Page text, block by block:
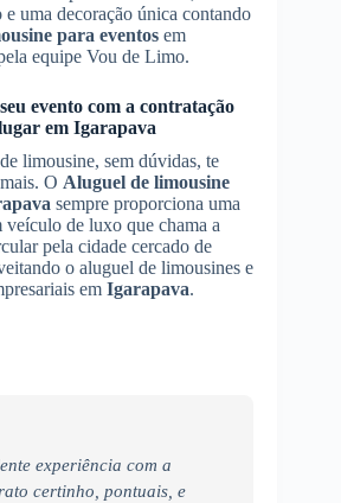
uma decoração única contando
para eventos em
equipe Vou de Limo.
evento com a contratação
em Igarapava
limousine, sem dúvidas, te
O Aluguel de limousine
sempre proporciona uma
de luxo que chama a
pela cidade cercado de
o aluguel de limousines e
em Igarapava.
experiência com a
certinho, pontuais, e